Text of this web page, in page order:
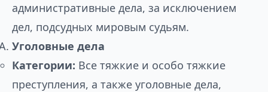
административные дела, за исключением
дел, подсудных мировым судьям.
Уголовные дела
Категории: Все тяжкие и особо тяжкие
преступления, а также уголовные дела,